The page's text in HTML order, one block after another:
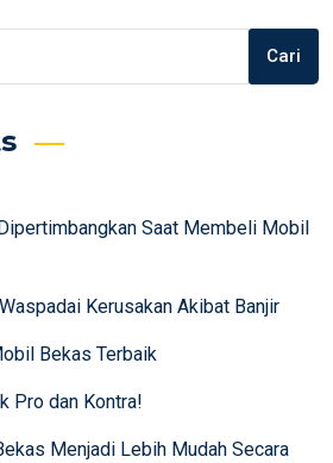
Cari
Saat Membeli Mobil
Kerusakan Akibat Banjir
Bekas Terbaik
Pro dan Kontra!
Menjadi Lebih Mudah Secara